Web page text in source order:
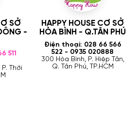
SỞ
-
511
Thới
HAPPY HOUSE CƠ SỞ
HÒA BÌNH - Q.TÂN PHÚ
Điện thoại: 028 66 566
522 - 0935 020888
300 Hòa Bình, P. Hiệp Tân,
Q. Tân Phú, TP.HCM